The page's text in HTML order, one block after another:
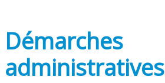
Démarches
administratives